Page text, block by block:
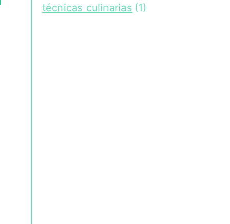
técnicas culinarias (1)